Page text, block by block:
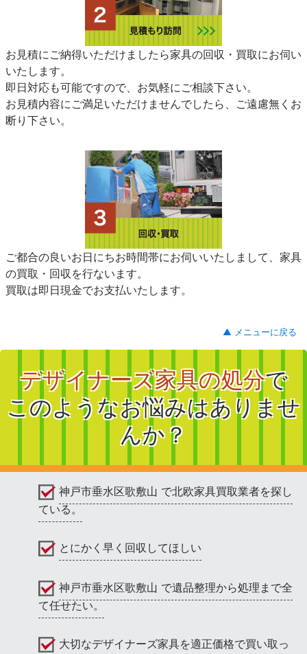
お見積にご納得いただけましたら家具の回収・買取にお伺い
いたします。
即日対応も可能ですので、お気軽にご相談下さい。
お見積内容にご満足いただけませんでしたら、ご遠慮無くお
断り下さい。
ご都合の良いお日にちお時間帯にお伺いいたしまして、家具
の買取・回収を行ないます。
買取は即日現金でお支払いたします。
▲ メニューに戻る
デザイナーズ家具の処分で
このようなお悩みはありませ
んか？
神戸市垂水区歌敷山 で北欧家具買取業者を探し
ている。
とにかく早く回収してほしい
神戸市垂水区歌敷山 で遺品整理から処理まで全
て任せたい。
大切なデザイナーズ家具を適正価格で買い取っ